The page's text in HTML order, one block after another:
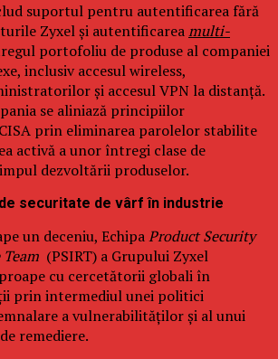
suportul pentru autentificarea fără
Zyxel și autentificareamulti-
portofoliu de produse al companiei
inclusiv accesul wireless,
și accesul VPN la distanță.
se aliniază principiilor
prin eliminarea parolelor stabilite
activă a unor întregi clase de
dezvoltării produselor.
securitate de vârf în industrie
un deceniu, EchipaProduct Security
(PSIRT) a Grupului Zyxel
cu cercetătorii globali în
prin intermediul unei politici
a vulnerabilităților și al unui
remediere.